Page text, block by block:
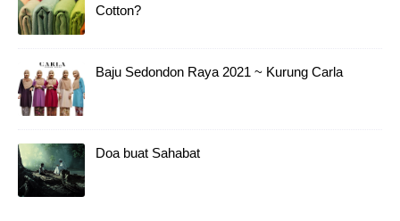
Cotton?
Baju Sedondon Raya 2021 ~ Kurung Carla
Doa buat Sahabat